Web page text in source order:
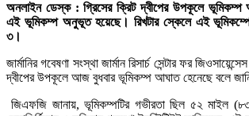
অনলাইন ডেস্ক : গ্রিসের ক্রিট দ্বীপের উপকূলে ভূমিকম্প
এই ভূমিকম্প অনুভূত হয়েছে। রিখটার স্কেলে এই
৩।
জার্মানির গবেষণা সংস্থা জার্মান রিসার্চ সেন্টার ফর
দ্বীপের উপকূলে আজ বুধবার ভূমিকম্প আঘাত হেনেছে বলে
জিএফজি জানায়, ভূমিকম্পটির গভীরতা ছিল ৫২ মাইল